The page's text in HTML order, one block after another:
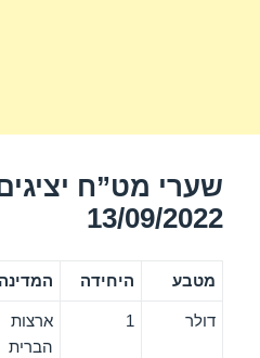
שערי מט”ח
13/09/2022
מטבע היחידה המדינה
דולר 1
ארצות
הברית